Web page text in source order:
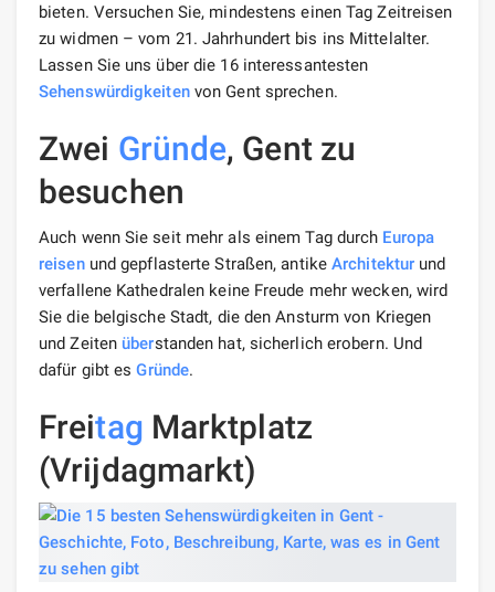
bieten. Versuchen Sie, mindestens einen Tag Zeitreisen
zu widmen – vom 21. Jahrhundert bis ins Mittelalter.
Lassen Sie uns über die 16 interessantesten
Sehenswürdigkeitenvon Gent sprechen.
Zwei Gründe, Gent zu
besuchen
Auch wenn Sie seit mehr als einem Tag durch Europa
reisenund gepflasterte Straßen, antikeArchitektur und
verfallene Kathedralen keine Freude mehr wecken, wird
Sie die belgische Stadt, die den Ansturm von Kriegen
und Zeitenüberstanden hat, sicherlich erobern. Und
dafür gibt esGründe.
Freitag Marktplatz
(Vrijdagmarkt)